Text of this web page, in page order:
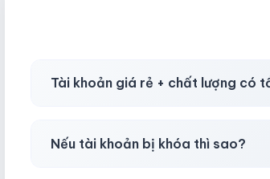
Tài khoản giá rẻ + chất lượng có
Nếu tài khoản bị khóa thì sao?